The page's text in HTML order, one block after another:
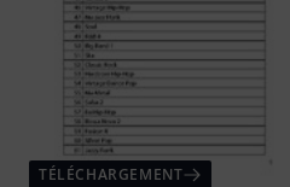
TÉLÉCHARGEMENT